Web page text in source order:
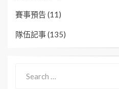
賽事預告(11)
隊伍記事(135)
for: